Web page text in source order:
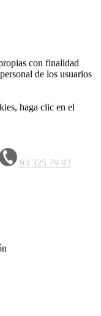
con finalidad
de los usuarios
haga clic en el
93 325 79 93